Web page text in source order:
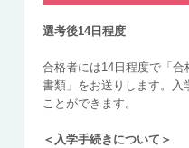
選考後14日程度
合格者には14日程度で「
書類」をお送りします。入
ことができます。
＜入学手続きについて＞